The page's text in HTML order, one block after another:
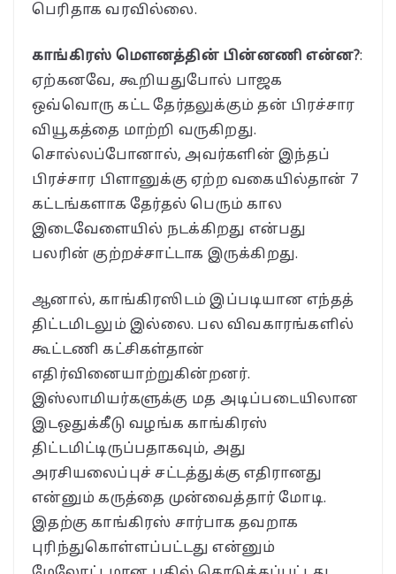
பெரிதாக வரவில்லை.
காங்கிரஸ் மௌனத்தின் பின்னணி என்ன?:
ஏற்கனவே, கூறியதுபோல் பாஜக
ஒவ்வொரு கட்ட தேர்தலுக்கும் தன் பிரச்சார
வியூகத்தை மாற்றி வருகிறது.
சொல்லப்போனால், அவர்களின் இந்தப்
பிரச்சார பிளானுக்கு ஏற்ற வகையில்தான் 7
கட்டங்களாக தேர்தல் பெரும் கால
இடைவேளையில் நடக்கிறது என்பது
பலரின் குற்றச்சாட்டாக இருக்கிறது.
ஆனால், காங்கிரஸிடம் இப்படியான எந்தத்
திட்டமிடலும் இல்லை. பல விவகாரங்களில்
கூட்டணி கட்சிகள்தான்
எதிர்வினையாற்றுகின்றனர்.
இஸ்லாமியர்களுக்கு மத அடிப்படையிலான
இடஒதுக்கீடு வழங்க காங்கிரஸ்
திட்டமிட்டிருப்பதாகவும், அது
அரசியலைப்புச் சட்டத்துக்கு எதிரானது
என்னும் கருத்தை முன்வைத்தார் மோடி.
இதற்கு காங்கிரஸ் சார்பாக தவறாக
புரிந்துகொள்ளப்பட்டது என்னும்